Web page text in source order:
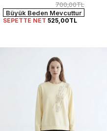
700,00TL
Büyük Beden Mevcuttur
SEPETTE NET 525,00TL